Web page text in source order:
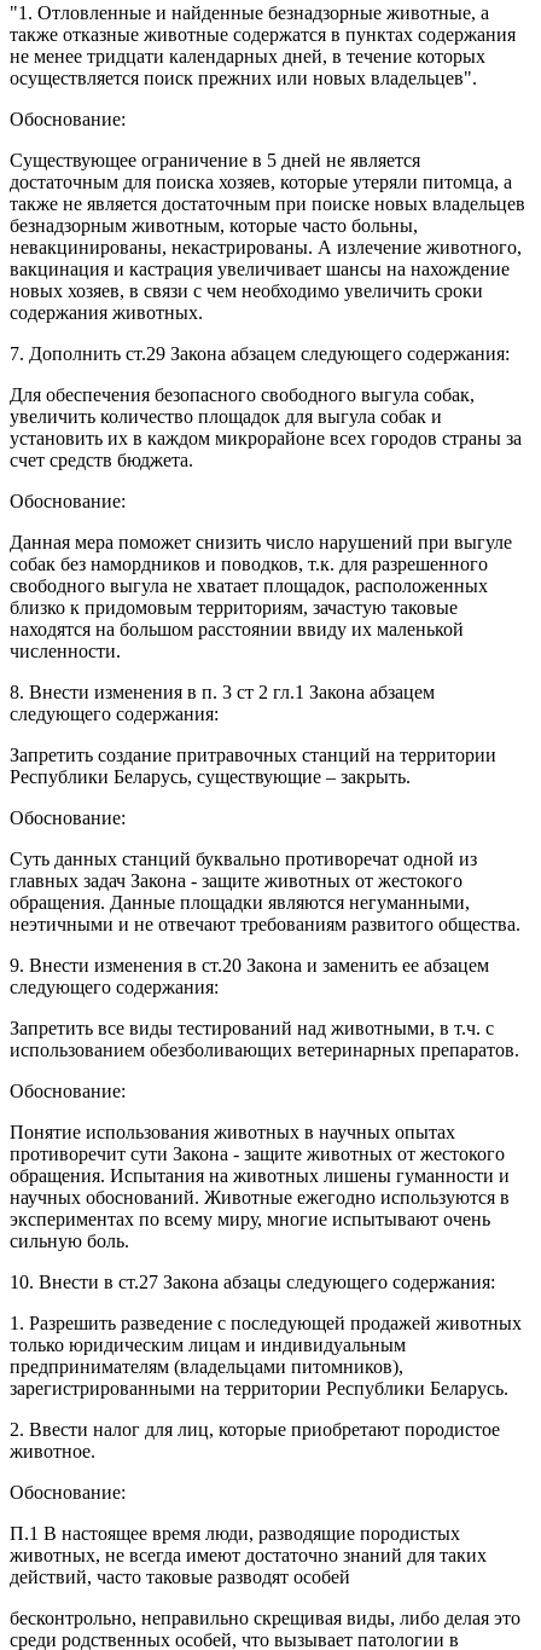
"1. Отловленные и найденные безнадзорные животные, а
также отказные животные содержатся в пунктах содержания
не менее тридцати календарных дней, в течение которых
осуществляется поиск прежних или новых владельцев".
Обоснование:
Существующее ограничение в 5 дней не является
достаточным для поиска хозяев, которые утеряли питомца, а
также не является достаточным при поиске новых владельцев
безнадзорным животным, которые часто больны,
невакцинированы, некастрированы. А излечение животного,
вакцинация и кастрация увеличивает шансы на нахождение
новых хозяев, в связи с чем необходимо увеличить сроки
содержания животных.
7. Дополнить ст.29 Закона абзацем следующего содержания:
Для обеспечения безопасного свободного выгула собак,
увеличить количество площадок для выгула собак и
установить их в каждом микрорайоне всех городов страны за
счет средств бюджета.
Обоснование:
Данная мера поможет снизить число нарушений при выгуле
собак без намордников и поводков, т.к. для разрешенного
свободного выгула не хватает площадок, расположенных
близко к придомовым территориям, зачастую таковые
находятся на большом расстоянии ввиду их маленькой
численности.
8. Внести изменения в п. 3 ст 2 гл.1 Закона абзацем
следующего содержания:
Запретить создание притравочных станций на территории
Республики Беларусь, существующие – закрыть.
Обоснование:
Суть данных станций буквально противоречат одной из
главных задач Закона - защите животных от жестокого
обращения. Данные площадки являются негуманными,
неэтичными и не отвечают требованиям развитого общества.
9. Внести изменения в ст.20 Закона и заменить ее абзацем
следующего содержания:
Запретить все виды тестирований над животными, в т.ч. с
использованием обезболивающих ветеринарных препаратов.
Обоснование:
Понятие использования животных в научных опытах
противоречит сути Закона - защите животных от жестокого
обращения. Испытания на животных лишены гуманности и
научных обоснований. Животные ежегодно используются в
экспериментах по всему миру, многие испытывают очень
сильную боль.
10. Внести в ст.27 Закона абзацы следующего содержания:
1. Разрешить разведение с последующей продажей животных
только юридическим лицам и индивидуальным
предпринимателям (владельцами питомников),
зарегистрированными на территории Республики Беларусь.
2. Ввести налог для лиц, которые приобретают породистое
животное.
Обоснование:
П.1 В настоящее время люди, разводящие породистых
животных, не всегда имеют достаточно знаний для таких
действий, часто таковые разводят особей
бесконтрольно, неправильно скрещивая виды, либо делая это
среди родственных особей, что вызывает патологии в